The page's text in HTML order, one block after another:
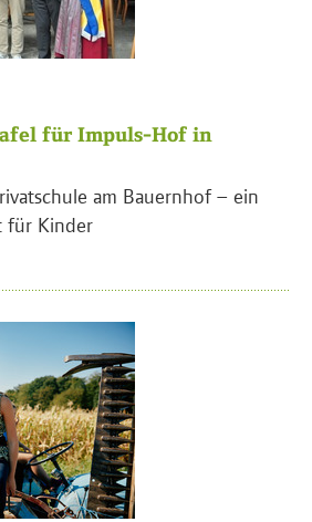
für Impuls-Hof in
am Bauernhof – ein
für Kinder